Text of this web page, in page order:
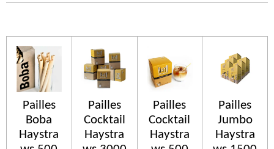
Pailles
Boba
Haystra
Pailles
Cocktail
Haystra
Pailles
Cocktail
Haystra
Pailles
Jumbo
Haystra